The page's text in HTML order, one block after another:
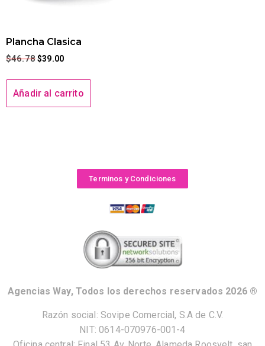
Plancha Clasica
$46.78$39.00
Añadir al carrito
Terminos y Condiciones
Agencias Way, Todos los derechos reservados 2026 ®
Razón social: Sovipe Comercial, S.A de C.V.
NIT: 0614-070976-001-4